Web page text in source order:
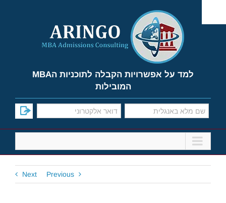
content
למד על אפשרויות הקבלה לתוכניות הMBA
המובילות
Previous
Next